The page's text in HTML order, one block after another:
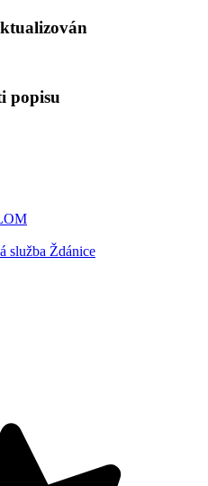
popisu
služba Ždánice